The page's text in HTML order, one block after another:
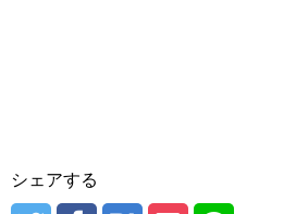
シェアする